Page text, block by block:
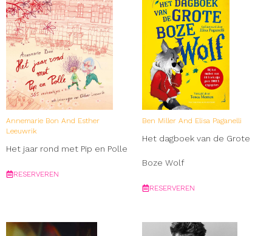
Annemarie Bon And Esther
Leeuwrik
Het jaar rond met Pip en Polle
RESERVEREN
Ben Miller And Elisa Paganelli
Het dagboek van de Grote
Boze Wolf
RESERVEREN